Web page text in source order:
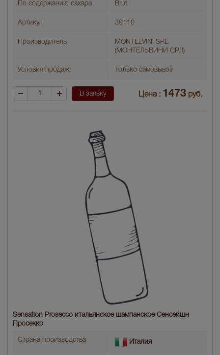
По содержанию сахара Brut
Артикул 39110
Производитель
MONTELVINI SRL
(МОНТЕЛЬВИНИ СРЛ)
Условия продаж: Только самовывоз
В заявку Цена : 1473 руб.
Sensation Prosecco итальянское шампанское Сенсейшн
Просекко
Страна производства Италия